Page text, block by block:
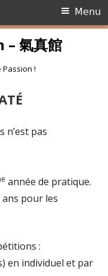
– 氣真館
Passion !
Menu
n’est pas
année de pratique.
ans pour les
:
en individuel et par